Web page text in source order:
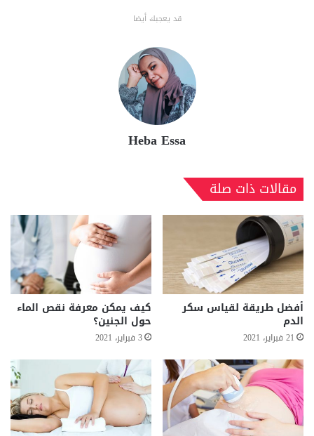
قد يعجبك أيضا
Heba Essa
مقالات ذات صلة
أفضل طريقة لقياس سكر
الدم
21 فبراير، 2021
كيف يمكن معرفة نقص الماء
حول الجنين؟
3 فبراير، 2021